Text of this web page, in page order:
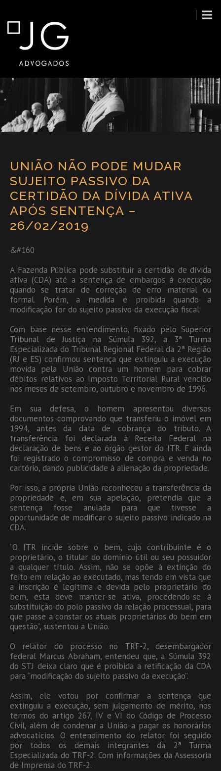
UNIÃO NÃO PODE MUDAR
SUJEITO PASSIVO DA
CERTIDÃO DA DÍVIDA ATIVA
APÓS SENTENÇA –
26/02/2019
&#160
A Fazenda Pública pode substituir a certidão de dívida
ativa (CDA) até a sentença de embargos à execução
quando se tratar de correção de erro material ou
formal. Porém, a medida é proibida quando a
modificação for do sujeito passivo da execução fiscal.
Com base nesse entendimento, fixado pelo Superior
Tribunal de Justiça na Súmula 392, a 3ª Turma
Especializada do Tribunal Regional Federal da 2ª Região
(RJ e ES) confirmou sentença que extinguiu a execução
movida pela União contra um homem para cobrar
débitos relativos ao Imposto Territorial Rural vencido
nos meses de setembro, outubro e novembro de 1996.
Em sua defesa, o homem apresentou diversos
documentos comprovando que transferiu o imóvel em
1994, antes da data de cobrança do tributo. A
transferência foi declarada à Receita Federal na
declaração de bens e ao órgão gestor do ITR. E ainda
foi registrado o compromisso de compra e venda no
cartório, dando publicidade à alienação da propriedade.
Por isso, a própria União reconheceu a transferência da
propriedade e, em sua apelação, pretendia que a
sentença fosse anulada para que tivesse a
oportunidade de modificar o sujeito passivo indicado na
CDA.
“O ITR incide sobre o bem, cujo contribuinte é o
proprietário, o titular do domínio útil ou seu possuidor
a qualquer título. Assim, não se opõe à extinção do
feito em relação ao executado, mas tendo em vista que
a inscrição é legítima e devida pelo proprietário do
bem, esta deve manter-se ativa, procedendo-se à
substituição do polo passivo da relação processual, para
que passe a constar os atuais proprietários do bem em
questão”, sustentou a União.
O relator do processo no TRF-2, desembargador
federal Marcus Abraham, entendeu que, a Súmula 392
do STJ deixa claro que é proibida a retificação da CDA
para “modificação do sujeito passivo da execução”.
Assim, ele votou por confirmar a sentença que
extinguiu a execução, sem julgamento de mérito, nos
termos do artigo 267, IV e VI do Código de Processo
Civil, além de condenar a União a pagar os honorários
advocatícios. O entendimento do relator foi seguido
por todos os demais integrantes da 2ª Turma
Especializada do TRF-2. Com informações da Assessoria
de Imprensa do TRF-2.